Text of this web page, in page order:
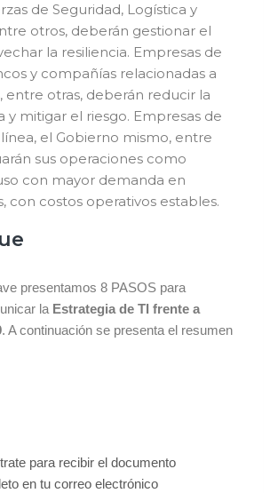
de Seguridad, Logística y
otros, deberán gestionar el
la resiliencia. Empresas de
y compañías relacionadas a
entre otras, deberán reducir la
y mitigar el riesgo. Empresas de
el Gobierno mismo, entre
sus operaciones como
con mayor demanda en
con costos operativos estables.
presentamos 8 PASOS para
la Estrategia de TI frente a
. A continuación se presenta el resumen
para recibir el documento
en tu correo electrónico